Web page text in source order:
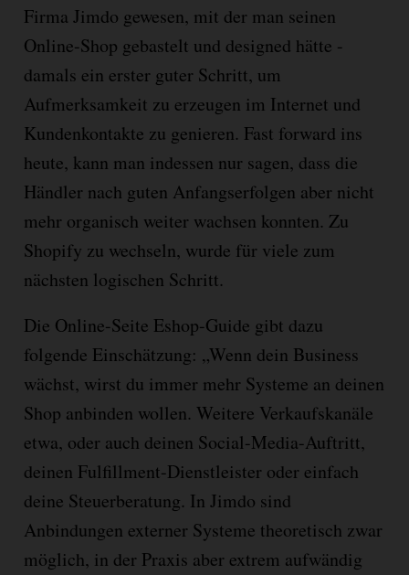
Firma Jimdo gewesen, mit der man seinen
Online-Shop gebastelt und designed hätte -
damals ein erster guter Schritt, um
Aufmerksamkeit zu erzeugen im Internet und
Kundenkontakte zu genieren. Fast forward ins
heute, kann man indessen nur sagen, dass die
Händler nach guten Anfangserfolgen aber nicht
mehr organisch weiter wachsen konnten. Zu
Shopify zu wechseln, wurde für viele zum
nächsten logischen Schritt.
Die Online-Seite Eshop-Guide gibt dazu
folgende Einschätzung: „Wenn dein Business
wächst, wirst du immer mehr Systeme an deinen
Shop anbinden wollen. Weitere Verkaufskanäle
etwa, oder auch deinen Social-Media-Auftritt,
deinen Fulfillment-Dienstleister oder einfach
deine Steuerberatung. In Jimdo sind
Anbindungen externer Systeme theoretisch zwar
möglich, in der Praxis aber extrem aufwändig